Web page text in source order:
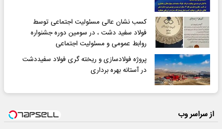
کسب نشان عالی مسئولیت اجتماعی توسط
فولاد سفید دشت ، در سومین دوره جشنواره
روابط عمومی و مسئولیت اجتماعی
پروژه فولادسازی و ریخته گری فولاد سفیددشت
در آستانه بهره برداری
از سراسر وب